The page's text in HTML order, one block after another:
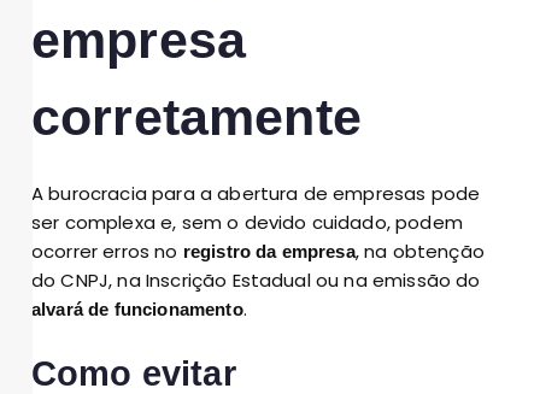
empresa
corretamente
A burocracia para a abertura de empresas pode
ser complexa e, sem o devido cuidado, podem
ocorrer erros no registro da empresa, na obtenção
do CNPJ, na Inscrição Estadual ou na emissão do
alvará de funcionamento.
Como evitar